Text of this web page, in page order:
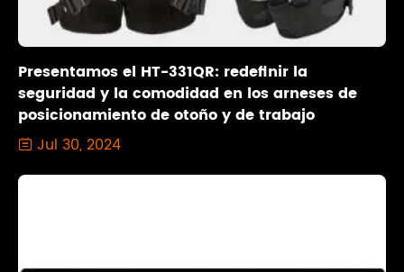
Presentamos el HT-331QR: redefinir la
seguridad y la comodidad en los arneses de
posicionamiento de otoño y de trabajo
 Jul 30, 2024